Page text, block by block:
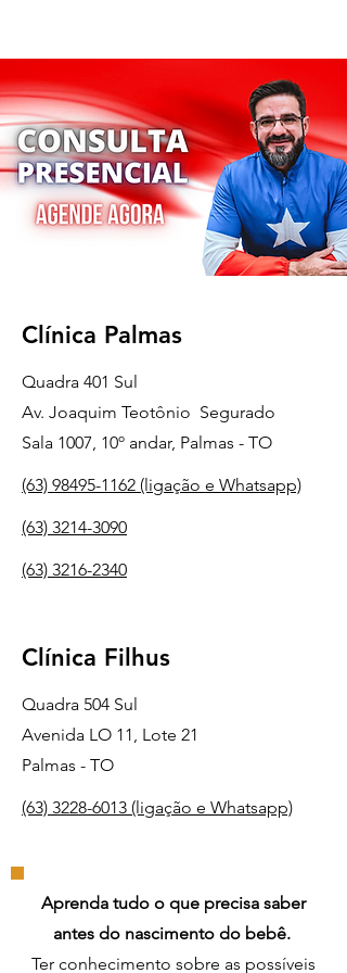
Clínica Palmas
Quadra 401 Sul
Av. Joaquim Teotônio Segurado
Sala 1007, 10º andar, Palmas - TO
(63) 98495-1162 (ligação e Whatsapp)
(63) 3214-3090
(63) 3216-2340
Clínica Filhus
Quadra 504 Sul
Avenida LO 11, Lote 21
Palmas - TO
(63) 3228-6013 (ligação e Whatsapp)
Aprenda tudo o que precisa saber
antes do nascimento do bebê.
Ter conhecimento sobre as possíveis